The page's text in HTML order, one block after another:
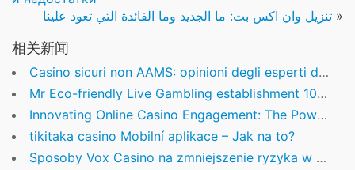
تنزيل وان اكس بت: ما الجديد وما الفائدة التي تعود علينا »
相关新闻
Casino sicuri non AAMS: opinioni degli esperti del settore
Mr Eco-friendly Live Gambling establishment 100% Added bonus $1 put golden tank for your fish around 100$ £!2026
Innovating Online Casino Engagement: The Power of Welcome Packages in Player Acquisition
tikitaka casino Mobilní aplikace – Jak na to?
Sposoby Vox Casino na zmniejszenie ryzyka w zakładach sportowych